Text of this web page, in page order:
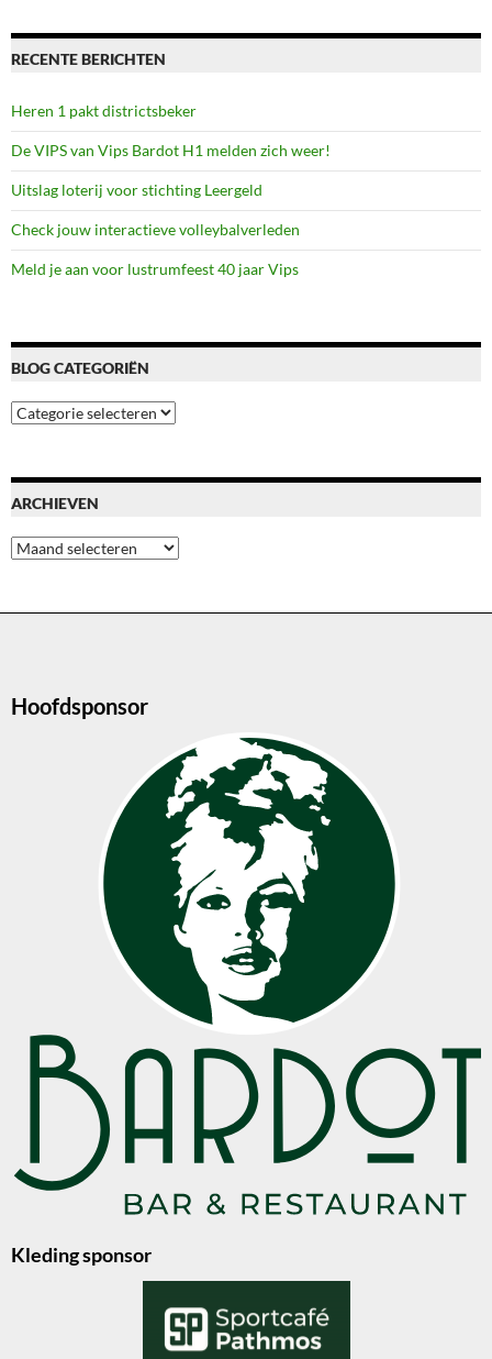
RECENTE BERICHTEN
Heren 1 pakt districtsbeker
De VIPS van Vips Bardot H1 melden zich weer!
Uitslag loterij voor stichting Leergeld
Check jouw interactieve volleybalverleden
Meld je aan voor lustrumfeest 40 jaar Vips
BLOG CATEGORIËN
Blog
categoriën
ARCHIEVEN
Archieven
Hoofdsponsor
Kleding sponsor